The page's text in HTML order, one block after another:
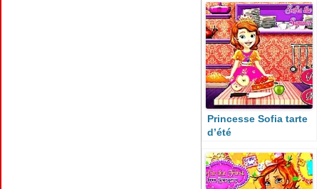
Princesse Sofia tarte
d’été